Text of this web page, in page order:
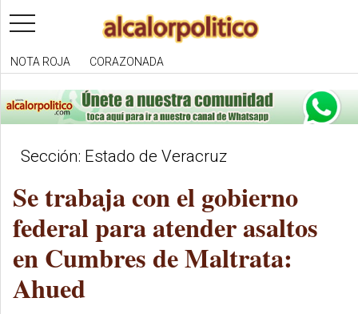
toggle
navigation
NOTA ROJA CORAZONADA
Sección: Estado de Veracruz
Se trabaja con el gobierno
federal para atender asaltos
en Cumbres de Maltrata:
Ahued